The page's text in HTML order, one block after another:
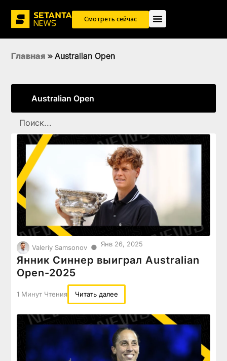
Смотреть сейчас
Главная » Australian Open
Australian Open
Valeriy Samsonov ● Янв 26, 2025
Янник Синнер выиграл Australian
Open-2025
1 Минут Чтения Читать далее